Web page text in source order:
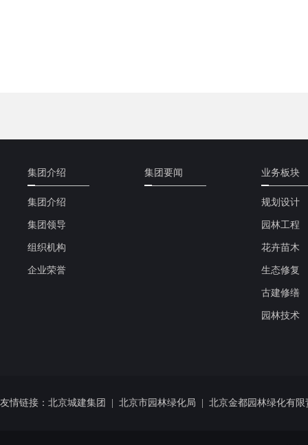
集团介绍
集团介绍
集团领导
组织机构
企业荣誉
集团要闻 业务板块
规划设计
园林工程
花卉苗木
生态修复
古建修缮
园林技术
友情链接： 北京城建集团 北京市园林绿化局 北京金都园林绿化有限